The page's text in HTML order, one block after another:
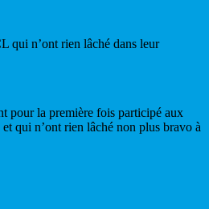
qui n’ont rien lâché dans leur
pour la première fois participé aux
qui n’ont rien lâché non plus bravo à